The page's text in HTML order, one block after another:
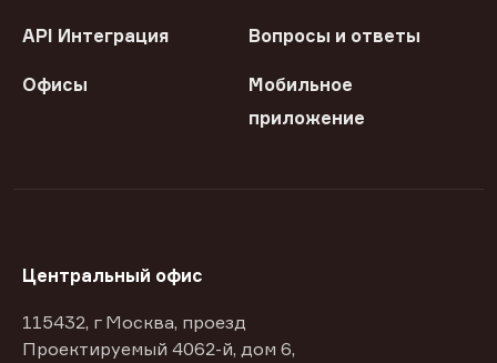
API Интеграция Вопросы и ответы
Офисы
Мобильное
приложение
Центральный офис
115432, г Москва, проезд
Проектируемый 4062-й, дом 6,